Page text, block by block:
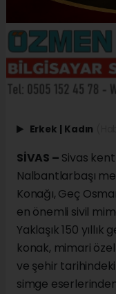
Erkek Kadın
SİVAS – Sivas
Nalbantlarbaşı
Konağı, Geç
en önemli sivil
Yaklaşık 150
konak, mimari
ve şehir tarihindeki
simge